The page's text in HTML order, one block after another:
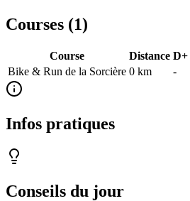
Courses (1)
Course Distance D+
Bike & Run de la Sorcière 0 km -
Infos pratiques
Conseils du jour